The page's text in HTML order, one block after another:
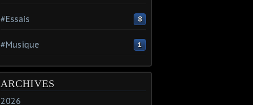
#Essais 8
#Musique 1
ARCHIVES
2026